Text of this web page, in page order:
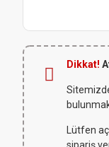
Dikkat!
Lütfen
sipariş